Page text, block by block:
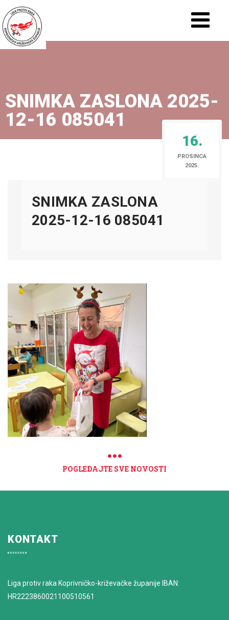
SNIMKA ZASLONA 2025-
12-16 085041
16.
PROSINCA
2025.
SNIMKA ZASLONA
2025-12-16 085041
POGLEDAJTE SVE NOVOSTI
KONTAKT
Liga protiv raka Koprivničko-križevačke županije IBAN:
HR2223860021100510561